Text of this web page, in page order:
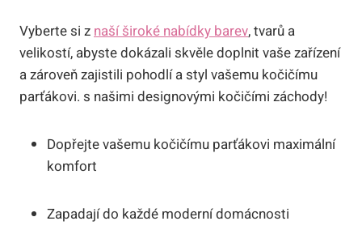
Vyberte si znaší široké nabídky barev, tvarů a
velikostí, abyste dokázali skvěle doplnit vaše zařízení
a zároveň zajistili pohodlí a styl vašemu kočičímu
parťákovi. s našimi designovými kočičími záchody!
Dopřejte vašemu kočičímu parťákovi maximální
komfort
Zapadají do každé moderní domácnosti